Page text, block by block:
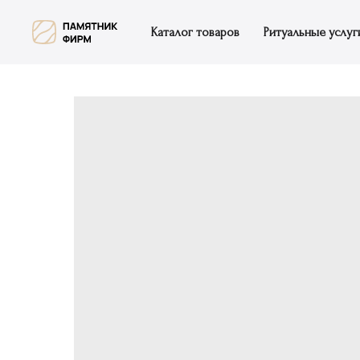
Каталог товаров Ритуальные